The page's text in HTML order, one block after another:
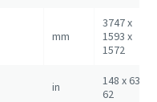
mm
3747 x
1593 x
1572
in
148 x 63 x
62